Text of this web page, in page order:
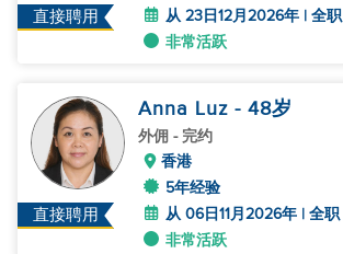
直接聘用
从 23日12月2026年 | 全职
非常活跃
直接聘用
Anna Luz - 48岁
外佣 - 完约
香港
5年经验
从 06日11月2026年 | 全职
非常活跃